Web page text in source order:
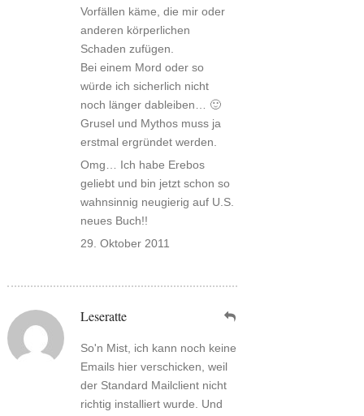
Vorfällen käme, die mir oder
anderen körperlichen
Schaden zufügen.
Bei einem Mord oder so
würde ich sicherlich nicht
noch länger dableiben… 🙂
Grusel und Mythos muss ja
erstmal ergründet werden.
Omg… Ich habe Erebos
geliebt und bin jetzt schon so
wahnsinnig neugierig auf U.S.
neues Buch!!
29. Oktober 2011
Leseratte
So'n Mist, ich kann noch keine
Emails hier verschicken, weil
der Standard Mailclient nicht
richtig installiert wurde. Und